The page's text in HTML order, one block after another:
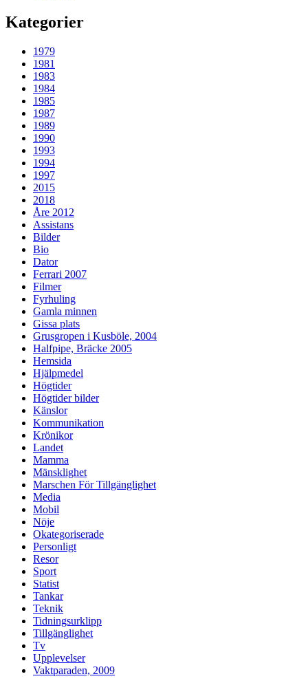
Kategorier
1979
1981
1983
1984
1985
1987
1989
1990
1993
1994
1997
2015
2018
Åre 2012
Assistans
Bilder
Bio
Dator
Ferrari 2007
Filmer
Fyrhuling
Gamla minnen
Gissa plats
Grusgropen i Kusböle, 2004
Halfpipe, Bräcke 2005
Hemsida
Hjälpmedel
Högtider
Högtider bilder
Känslor
Kommunikation
Krönikor
Landet
Mamma
Mänsklighet
Marschen För Tillgänglighet
Media
Mobil
Nöje
Okategoriserade
Personligt
Resor
Sport
Statist
Tankar
Teknik
Tidningsurklipp
Tillgänglighet
Tv
Upplevelser
Vaktparaden, 2009